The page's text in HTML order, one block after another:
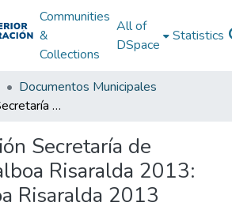
Communities
&
Collections
All of
DSpace
Statistics
Documentos Municipales
Plan de Acción Secretaría de Hacienda Balboa Risaralda 2013: PASH Balboa Risaralda 2013
Secretaría de
Risaralda 2013:
Risaralda 2013